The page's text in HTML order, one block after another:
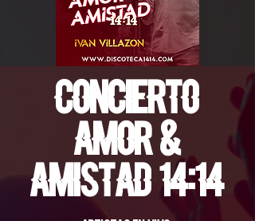
Concierto
Amor &
Amistad 14:14